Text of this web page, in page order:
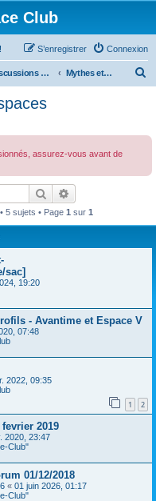
Club
Connexion
S’enregistrer
Discussions générales sur le Renault Espace Mythes et réalités de nos Espaces
e
assurez-vous avant de
Rechercher
• 5 sujets • Page 1 sur 1
sac]
19:20
- Avantime et Espace V
07:48
2022, 09:35
1 2
2019
2020, 23:47
Club"
01/12/2018
« 01 juin 2026, 01:17
Club"